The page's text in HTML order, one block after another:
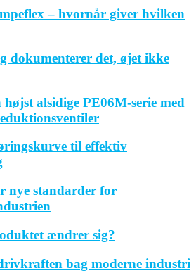
– hvornår giver hvilken
dokumenterer det, øjet ikke
alsidige PE06M-serie med
til effektiv
nye standarder for
ændrer sig?
bag moderne industri